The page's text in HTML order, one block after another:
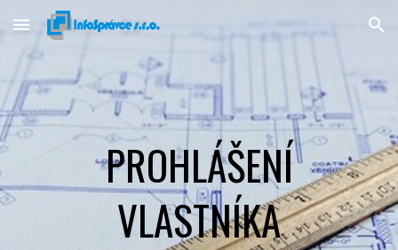
Skip to main content Skip to navigation
PROHLÁŠENÍ
VLASTNÍKA